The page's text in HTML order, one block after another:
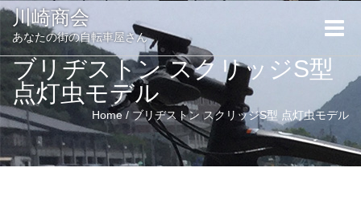
川崎商会
あなたの街の自転車屋さん
Toggle
ブリヂストン スクリッジS型
点灯虫モデル
Home / ブリヂストン スクリッジS型 点灯虫モデル